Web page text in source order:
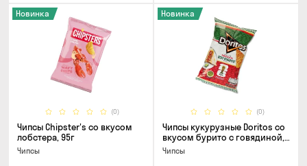
(0)
Новинка
Чипсы Chipster's со вкусом
лобстера, 95г
Чипсы
(0)
Новинка
Чипсы кукурузные Doritos со
вкусом бурито с говядиной,
90г
Чипсы